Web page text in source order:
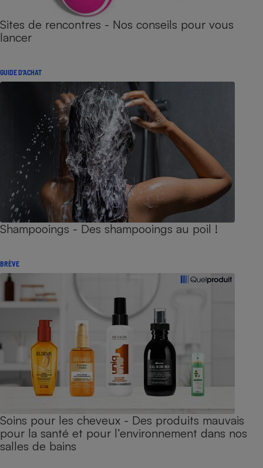
Sites de rencontres - Nos conseils pour vous
lancer
GUIDE D'ACHAT
Shampooings - Des shampooings au poil !
BRÈVE
Soins pour les cheveux - Des produits mauvais
pour la santé et pour l’environnement dans nos
salles de bains